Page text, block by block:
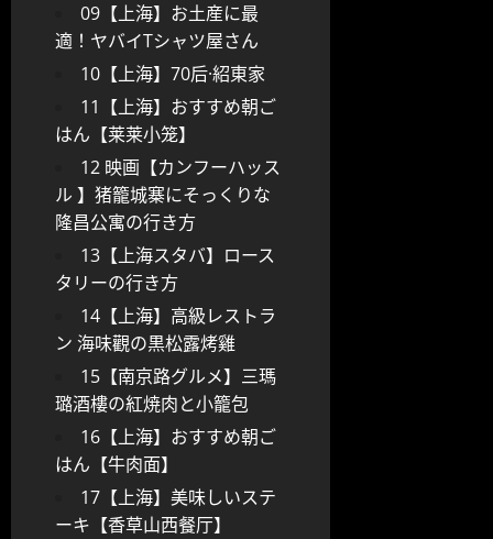
09【上海】お土産に最
適！ヤバイTシャツ屋さん
10【上海】70后·紹東家
11【上海】おすすめ朝ご
はん【莱莱小笼】
12 映画【カンフーハッス
ル 】猪籠城寨にそっくりな
隆昌公寓の行き方
13【上海スタバ】ロース
タリーの行き方
14【上海】高級レストラ
ン 海味觀の黒松露烤雞
15【南京路グルメ】三瑪
璐酒樓の紅焼肉と小籠包
16【上海】おすすめ朝ご
はん【牛肉面】
17【上海】美味しいステ
ーキ【香草山西餐厅】